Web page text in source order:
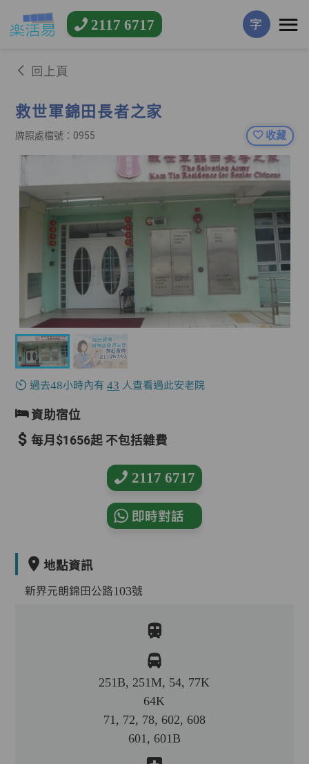
2117 6717 字
回上頁
救世軍錦田長者之家
牌照處檔號：0955 收藏
過去48小時內有43 人查看過此安老院
資助宿位
每月$1656起 不包括雜費
2117 6717
即時對話
地點資訊
新界元朗錦田公路103號
251B, 251M, 54, 77K
64K
71, 72, 78, 602, 608
601, 601B